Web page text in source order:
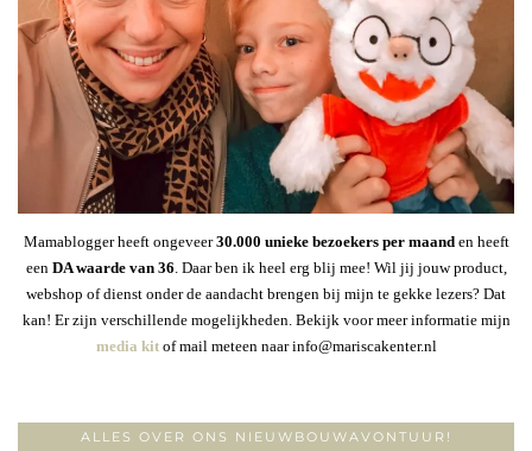
Mamablogger heeft ongeveer30.000 unieke bezoekers per maanden heeft
een DA waarde van 36 . Daar ben ik heel erg blij mee! Wil jij jouw product,
webshop of dienst onder de aandacht brengen bij mijn te gekke lezers? Dat
kan! Er zijn verschillende mogelijkheden. Bekijk voor meer informatie mijn
media kitof mail meteen naar info@mariscakenter.nl
ALLES OVER ONS NIEUWBOUWAVONTUUR!